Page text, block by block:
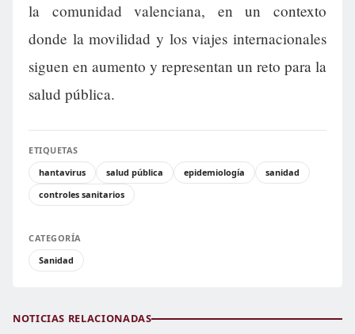
la comunidad valenciana, en un contexto
donde la movilidad y los viajes internacionales
siguen en aumento y representan un reto para la
salud pública.
ETIQUETAS
hantavirus
salud pública epidemiología
sanidad
controles sanitarios
CATEGORÍA
Sanidad
NOTICIAS RELACIONADAS